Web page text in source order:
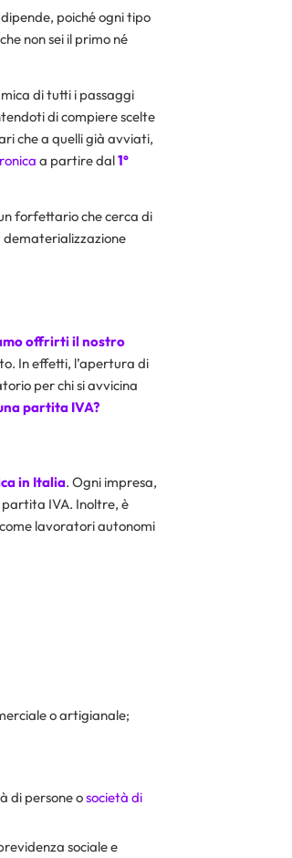
poiché ogni tipo
non sei il primo né
di tutti i passaggi
di compiere scelte
che a quelli già avviati,
a partire dal1°
forfettario che cerca di
dematerializzazione
offrirti il nostro
In effetti, l’apertura di
per chi si avvicina
partita IVA?
in Italia. Ogni impresa,
partita IVA. Inoltre, è
lavoratori autonomi
o artigianale;
di persone osocietà di
sociale e